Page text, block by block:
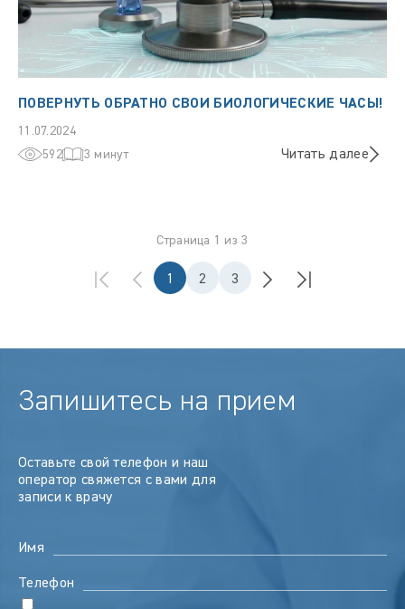
ПОВЕРНУТЬ ОБРАТНО СВОИ БИОЛОГИЧЕСКИЕ ЧАСЫ!
11.07.2024
592
3 минут Читать далее
Страница 1 из 3
1 2 3
Запишитесь на прием
Оставьте свой телефон и наш
оператор свяжется с вами для
записи к врачу
Имя
Телефон